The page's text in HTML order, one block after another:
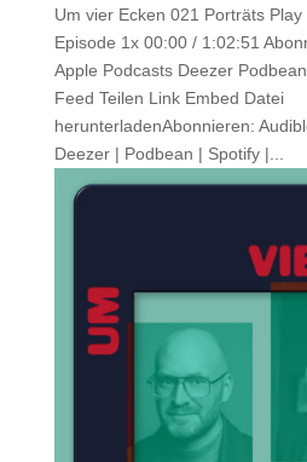
Um vier Ecken 021 Porträts
Episode 1x 00:00 / 1:02:51
Apple Podcasts Deezer
Feed Teilen Link Embed Datei
herunterladenAbonnieren:
Deezer | Podbean | Spotify |...